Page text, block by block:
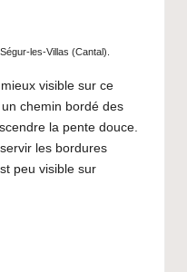
les-Villas (Cantal).
visible sur ce
chemin bordé des
la pente douce.
les bordures
peu visible sur